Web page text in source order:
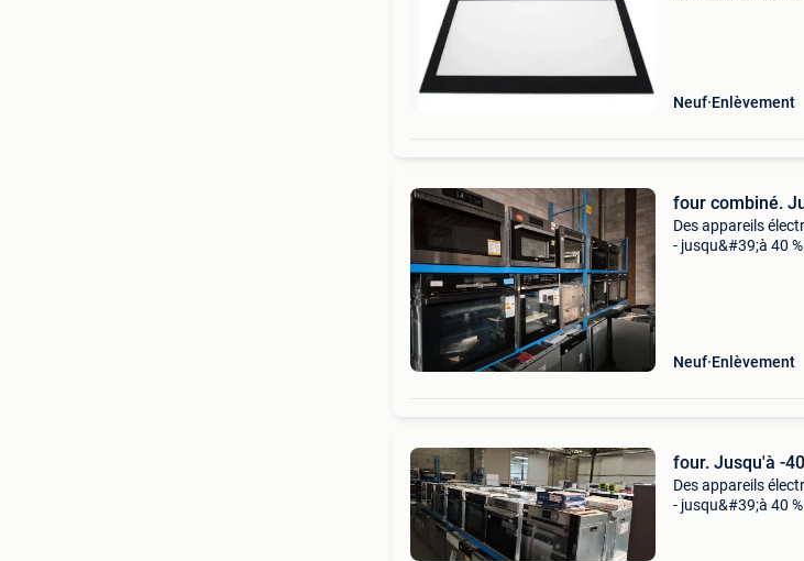
Neuf Enlèvement
four combiné.
Des appareils
- jusqu&#39;à 40
Neuf Enlèvement
four. Jusqu'à -
Des appareils
- jusqu&#39;à 40